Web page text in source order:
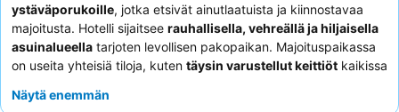
ystäväporukoille, jotka etsivät ainutlaatuista ja kiinnostavaa
majoitusta. Hotelli sijaitsee rauhallisella, vehreällä ja hiljaisella
asuinalueella tarjoten levollisen pakopaikan. Majoituspaikassa
on useita yhteisiä tiloja, kuten täysin varustellut keittiöt kaikissa
jatkuvastiystävällistä, avuliasta ja ammattitaitoista
Näytä enemmän